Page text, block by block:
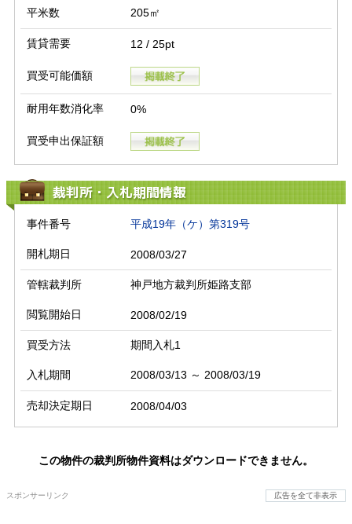
平米数 205㎡
賃貸需要 12 / 25pt
買受可能価額
耐用年数消化率 0%
買受申出保証額
裁判所・入札期間情報
事件番号 平成19年（ケ）第319号
開札期日 2008/03/27
管轄裁判所 神戸地方裁判所姫路支部
閲覧開始日 2008/02/19
買受方法 期間入札1
入札期間 2008/03/13 ～ 2008/03/19
売却決定期日 2008/04/03
この物件の裁判所物件資料はダウンロードできません。
スポンサーリンク 広告を全て非表示